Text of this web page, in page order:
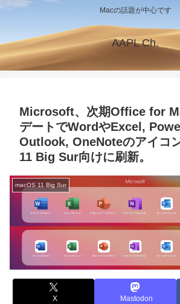
Macの話題が中心です
AAPL Ch.
Microsoft、次期Office for
デートでWordやExcel,
Outlook, OneNoteのアイコ
11 Big Sur向けに刷新。
macOS 11 Big Sur
X Mastodon